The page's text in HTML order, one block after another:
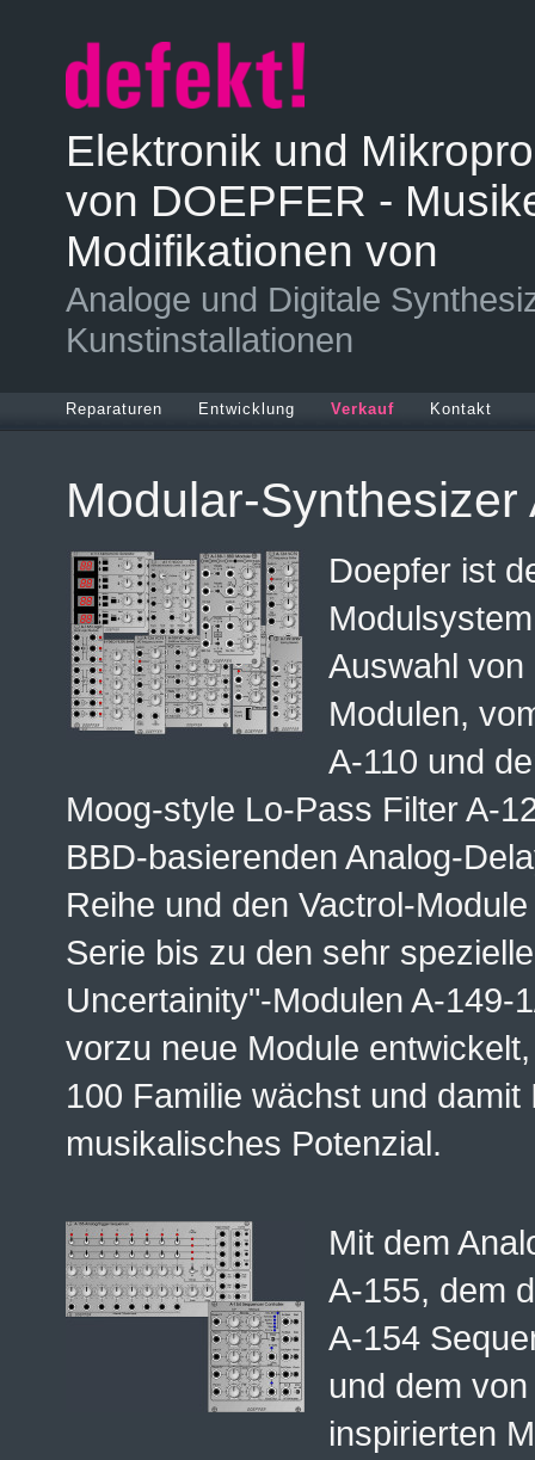
Elektronik und
von DOEPFER -
Modifikationen von
Analoge und Digitale
Kunstinstallationen
Reparaturen Entwicklung Verkauf Kontakt
Modular-Synthesizer
Doepfer ist
Auswahl von
Modulen,
A-110 und
Moog-style Lo-Pass Filter A-
BBD-basierenden Analog-
Reihe und den Vactrol-
Serie bis zu den sehr
Uncertainity"-Modulen A-149-
vorzu neue Module
100 Familie wächst und damit
musikalisches Potenzial.
Mit dem
A-155, dem
A-154
und dem
inspirierten